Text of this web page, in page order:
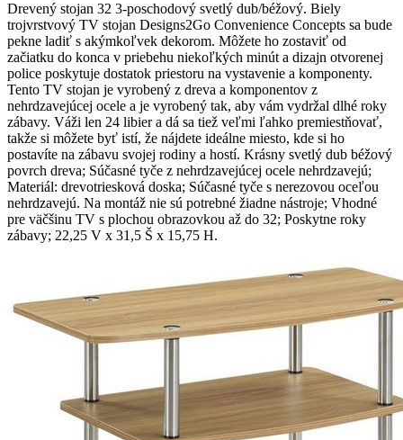
Drevený stojan 32 3-poschodový svetlý dub/béžový. Biely
trojvrstvový TV stojan Designs2Go Convenience Concepts sa bude
pekne ladiť s akýmkoľvek dekorom. Môžete ho zostaviť od
začiatku do konca v priebehu niekoľkých minút a dizajn otvorenej
police poskytuje dostatok priestoru na vystavenie a komponenty.
Tento TV stojan je vyrobený z dreva a komponentov z
nehrdzavejúcej ocele a je vyrobený tak, aby vám vydržal dlhé roky
zábavy. Váži len 24 libier a dá sa tiež veľmi ľahko premiestňovať,
takže si môžete byť istí, že nájdete ideálne miesto, kde si ho
postavíte na zábavu svojej rodiny a hostí. Krásny svetlý dub béžový
povrch dreva; Súčasné tyče z nehrdzavejúcej ocele nehrdzavejú;
Materiál: drevotriesková doska; Súčasné tyče s nerezovou oceľou
nehrdzavejú. Na montáž nie sú potrebné žiadne nástroje; Vhodné
pre väčšinu TV s plochou obrazovkou až do 32; Poskytne roky
zábavy; 22,25 V x 31,5 Š x 15,75 H.